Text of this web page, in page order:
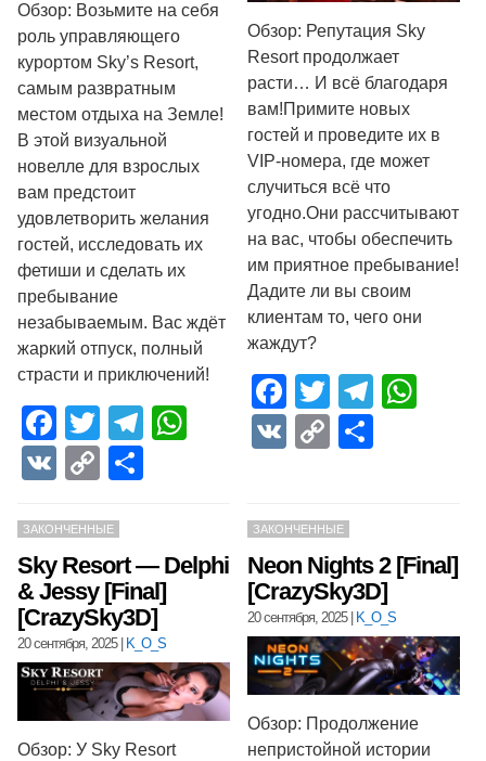
Обзор: Возьмите на себя
роль управляющего
курортом Sky’s Resort,
самым развратным
местом отдыха на Земле!
В этой визуальной
новелле для взрослых
вам предстоит
удовлетворить желания
гостей, исследовать их
фетиши и сделать их
пребывание
незабываемым. Вас ждёт
жаркий отпуск, полный
страсти и приключений!
Facebook
TwitterTelegram
WhatsApp
VK Copy
Обзор: Репутация Sky
Resort продолжает
расти… И всё благодаря
вам!Примите новых
гостей и проведите их в
VIP-номера, где может
случиться всё что
угодно.Они рассчитывают
на вас, чтобы обеспечить
им приятное пребывание!
Дадите ли вы своим
клиентам то, чего они
жаждут?
Facebook
Twitter
VK Copy
ЗАКОНЧЕННЫЕ
Sky Resort — Delphi
& Jessy [Final]
[CrazySky3D]
20 сентября, 2025| K_O_S
Обзор: У Sky Resort
ЗАКОНЧЕННЫЕ
Neon Nights 2 [Final]
[CrazySky3D]
20 сентября, 2025| K_O_S
Обзор: Продолжение
непристойной истории